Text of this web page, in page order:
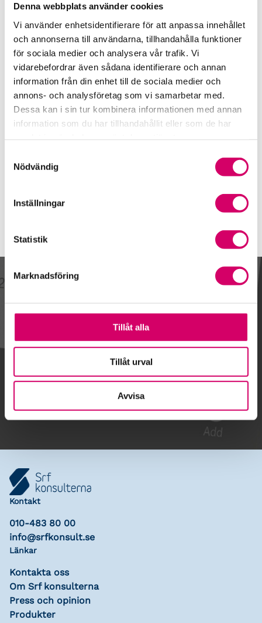
Denna webbplats använder cookies
Vi använder enhetsidentifierare för att anpassa innehållet
och annonserna till användarna, tillhandahålla funktioner
för sociala medier och analysera vår trafik. Vi
vidarebefordrar även sådana identifierare och annan
information från din enhet till de sociala medier och
annons- och analysföretag som vi samarbetar med.
Dessa kan i sin tur kombinera informationen med annan
information som du har tillhandahållit eller som de har
Nödvändig
Inställningar
Statistik
Marknadsföring
Tillåt alla
Tillåt urval
Avvisa
Auktoriserad Redovisningskonsult
Styvlin AB
Stockholm
Telefon
0155-21 80 30
Mobiltelefon
Gå till kalendariet
Lägg till i kalender
Kontakt
010-483 80 00
info@srfkonsult.se
Länkar
Kontakta oss
Om Srf konsulterna
Press och opinion
Produkter